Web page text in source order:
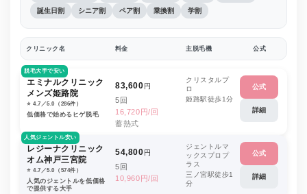
誕生日割 シニア割 ペア割 乗換割 学割
クリニック名 料金 主脱毛機 公式
脱毛大手で安い
エミナルクリニック
メンズ姫路院
⭐️ 4.7／5.0（286件）
低価格で始めるヒゲ脱毛
83,600円
5回
16,720円/回
蓄熱式
クリスタルプ
ロ
姫路駅徒歩1分
公式
詳細
人気ジェントル安い
レジーナクリニック
オム神戸三宮院
⭐️ 4.7／5.0（574件）
人気のジェントルを低価格
で提供する大手
54,800円
5回
10,960円/回
ジェントルマ
ックスプロプ
ラス
三ノ宮駅徒歩1
分
公式
詳細